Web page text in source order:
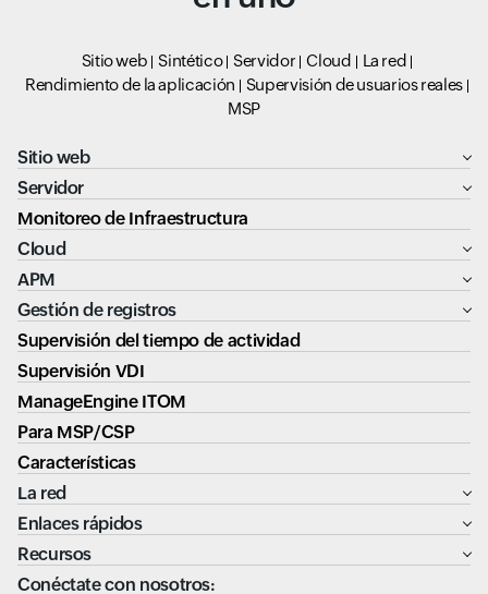
Sitio web Sintético Servidor Cloud
La red
Rendimiento de la aplicación
Supervisión de usuarios reales
MSP
Sitio web
Servidor
Monitoreo de Infraestructura
Cloud
APM
Gestión de registros
Supervisión del tiempo de actividad
Supervisión VDI
ManageEngine ITOM
Para MSP/CSP
Características
La red
Enlaces rápidos
Recursos
Conéctate con nosotros: